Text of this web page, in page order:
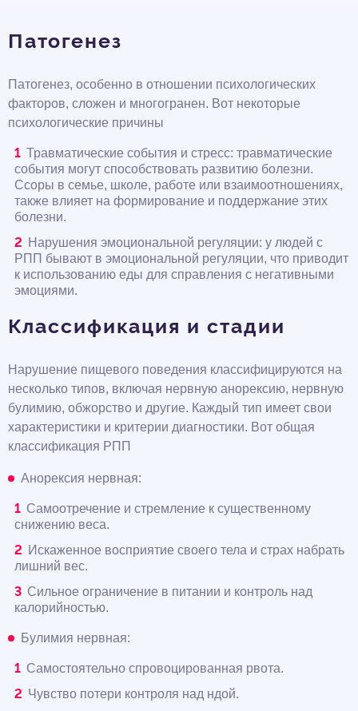
Патогенез
Патогенез, особенно в отношении психологических
факторов, сложен и многогранен. Вот некоторые
психологические причины
Травматические события и стресс: травматические
события могут способствовать развитию болезни.
Ссоры в семье, школе, работе или взаимоотношениях,
также влияет на формирование и поддержание этих
болезни.
Нарушения эмоциональной регуляции: у людей с
РПП бывают в эмоциональной регуляции, что приводит
к использованию еды для справления с негативными
эмоциями.
Классификация и стадии
Нарушение пищевого поведения классифицируются на
несколько типов, включая нервную анорексию, нервную
булимию, обжорство и другие. Каждый тип имеет свои
характеристики и критерии диагностики. Вот общая
классификация РПП
Анорексия нервная:
Самоотречение и стремление к существенному
снижению веса.
Искаженное восприятие своего тела и страх набрать
лишний вес.
Сильное ограничение в питании и контроль над
калорийностью.
Булимия нервная:
Самостоятельно спровоцированная рвота.
Чувство потери контроля над ндой.